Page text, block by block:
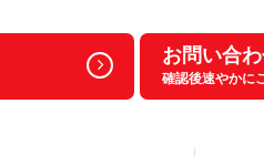
お問い合
確認後速やかに